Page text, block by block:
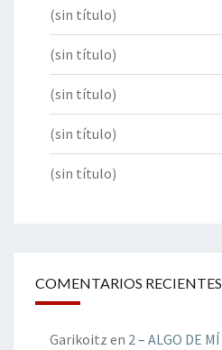
(sin título)
(sin título)
(sin título)
(sin título)
(sin título)
COMENTARIOS RECIENTES
Garikoitz en 2 – ALGO DE MÍ